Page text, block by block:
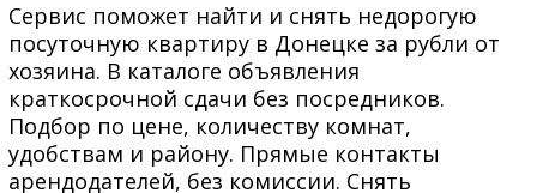
Сервис поможет найти и снять недорогую
посуточную квартиру в Донецке за рубли от
хозяина. В каталоге объявления
краткосрочной сдачи без посредников.
Подбор по цене, количеству комнат,
удобствам и району. Прямые контакты
арендодателей, без комиссии. Снять